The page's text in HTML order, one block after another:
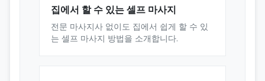
집에서 할 수 있는 셀프 마사지
전문 마사지사 없이도 집에서 쉽게 할 수 있
는 셀프 마사지 방법을 소개합니다.